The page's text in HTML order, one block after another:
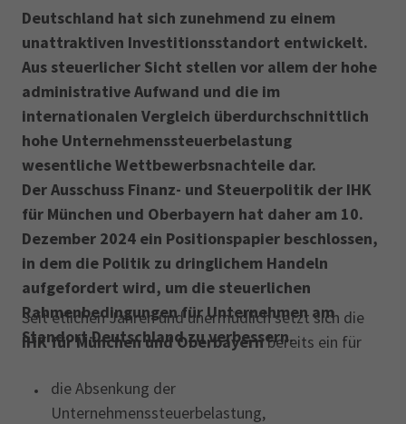
Magazin Log-in
Deutschland hat sich zunehmend zu einem
unattraktiven Investitionsstandort entwickelt.
Aus steuerlicher Sicht stellen vor allem der hohe
administrative Aufwand und die im
internationalen Vergleich überdurchschnittlich
hohe Unternehmenssteuerbelastung
wesentliche Wettbewerbsnachteile dar.
Der Ausschuss Finanz- und Steuerpolitik der IHK
für München und Oberbayern hat daher am 10.
Dezember 2024 ein Positionspapier beschlossen,
in dem die Politik zu dringlichem Handeln
aufgefordert wird, um die steuerlichen
Rahmenbedingungen für Unternehmen am
Standort Deutschland zu verbessern.
Seit etlichen Jahren und unermüdlich setzt sich die
IHK für München und Oberbayernbereits ein für
die Absenkung der
Unternehmenssteuerbelastung,